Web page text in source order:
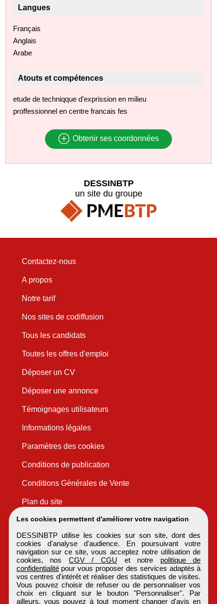
Langues
Français
Anglais
Arabe
Atouts et compétences
etude de techniqque d'exprission en milieu
proffessionnel en centre francais fes
Obtenir ses coordonnées
Les cookies permettent d'améliorer votre navigation
DESSINBTP utilise les cookies sur son site, dont des
cookies d'analyse d'audience. En poursuivant votre
navigation sur ce site, vous acceptez notre utilisation de
cookies, nos CGV / CGU et notre politique de
confidentialitépour vous proposer des services adaptés à
vos centres d'intérêt et réaliser des statistiques de visites.
Vous pouvez choisir de refuser ou de personnaliser vos
choix en cliquant sur le bouton "Personnaliser". Par
ailleurs, vous pouvez à tout moment changer d'avis en
DESSINBTP
un site du groupe
Contactez-nous
A propos
Notre tarif
Nos sites de codiffusion
Tous les candidats
Toutes les offres d'emploi
Déposer un CV
Déposer une annonce
Témoignages utilisateurs
Informations légales
Paramètres des cookies
Conditions de publication
Conditions Générales de Vente
Plan du site